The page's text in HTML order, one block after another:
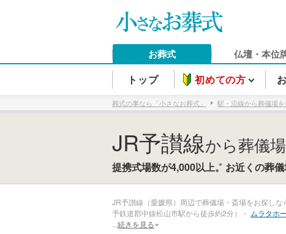
お葬式 仏壇・本位
トップ 初めての方
葬式の事なら「小さなお葬式」 駅・沿線から葬儀場を
JR予讃線から葬儀
提携式場数が4,000以上。
※ お近くの葬
JR予讃線（愛媛県）周辺で葬儀場・斎場をお探し
予鉄道郡中線松山市駅から徒歩約2分）・ ムラタホ
続きを見る